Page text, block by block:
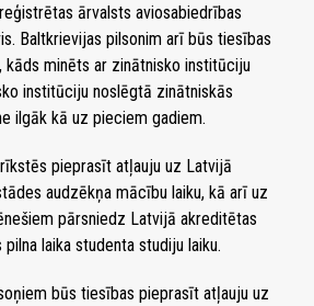
ārvalsts aviosabiedrības
Baltkrievijas pilsonim arī būs tiesības
kāds minēts ar zinātnisko institūciju
institūciju noslēgtā zinātniskās
ilgāk kā uz pieciem gadiem.
pieprasīt atļauju uz Latvijā
audzēkņa mācību laiku, kā arī uz
pārsniedz Latvijā akreditētas
laika studenta studiju laiku.
būs tiesības pieprasīt atļauju uz